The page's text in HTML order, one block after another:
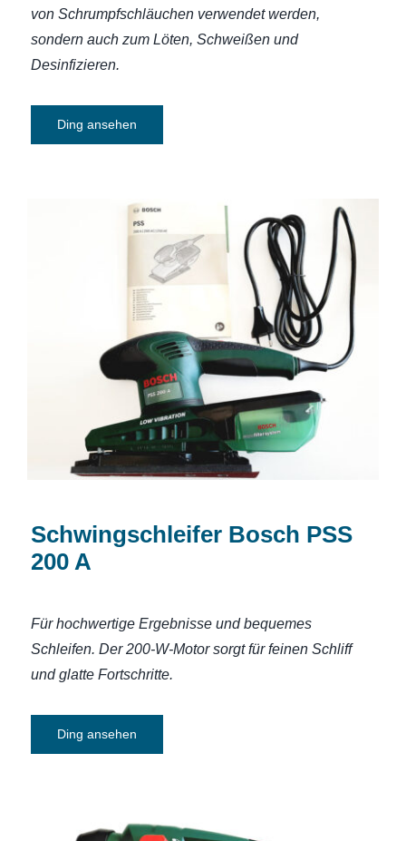
von Schrumpfschläuchen verwendet werden,
sondern auch zum Löten, Schweißen und
Desinfizieren.
Ding ansehen
Schwingschleifer Bosch PSS 200 A
Schwingschleifer Bosch PSS
200 A
Für hochwertige Ergebnisse und bequemes
Schleifen. Der 200-W-Motor sorgt für feinen Schliff
und glatte Fortschritte.
Ding ansehen